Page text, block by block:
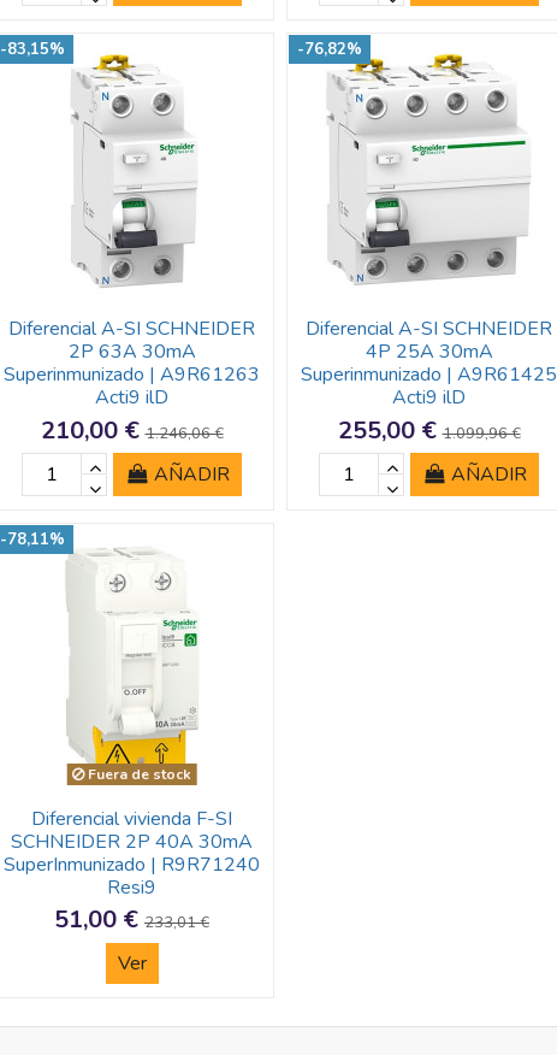
-83,15%
Diferencial A-SI SCHNEIDER
2P 63A 30mA
Superinmunizado | A9R61263
Acti9 ilD
210,00 €1.246,06 €
AÑADIR
-76,82%
Diferencial A-SI SCHNEIDER
4P 25A 30mA
Superinmunizado | A9R61425
Acti9 ilD
255,00 €1.099,96 €
AÑADIR
-78,11%
Fuera de stock
Diferencial vivienda F-SI
SCHNEIDER 2P 40A 30mA
SuperInmunizado | R9R71240
Resi9
51,00 € 233,01 €
Ver